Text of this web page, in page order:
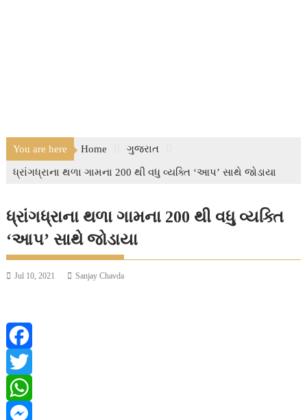
You are here Home ગુજરાત
ધ્રાંગધ્રાના થળા ગામના 200 થી વધુ વ્યક્તિ ‘આપ’ સાથે જોડાયા
ધ્રાંગધ્રાના થળા ગામના 200 થી વધુ વ્યક્તિ
‘આપ’ સાથે જોડાયા
Jul 10, 2021 Sanjay Chavda
F
a
c
T
w
W